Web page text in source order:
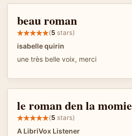
beau roman
(5 stars)
isabelle quirin
une très belle voix, merci
le roman den la momie
(5 stars)
A LibriVox Listener